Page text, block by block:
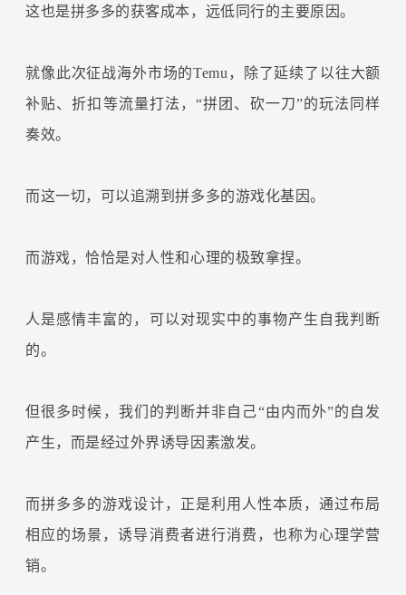
这也是拼多多的获客成本，远低同行的主要原因。
就像此次征战海外市场的Temu，除了延续了以往大额
补贴、折扣等流量打法，“拼团、砍一刀”的玩法同样
奏效。
而这一切，可以追溯到拼多多的游戏化基因。
而游戏，恰恰是对人性和心理的极致拿捏。
人是感情丰富的，可以对现实中的事物产生自我判断
的。
但很多时候，我们的判断并非自己“由内而外”的自发
产生，而是经过外界诱导因素激发。
而拼多多的游戏设计，正是利用人性本质，通过布局
相应的场景，诱导消费者进行消费，也称为心理学营
销。